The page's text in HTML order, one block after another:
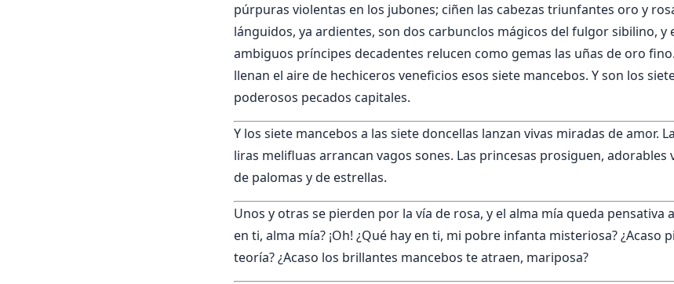
púrpuras violentas en los jubones; ciñen las cabezas triunfantes oro y
lánguidos, ya ardientes, son dos carbunclos mágicos del fulgor sibilino, y
ambiguos príncipes decadentes relucen como gemas las uñas de oro
llenan el aire de hechiceros veneficios esos siete mancebos. Y son los
poderosos pecados capitales.
Y los siete mancebos a las siete doncellas lanzan vivas miradas de amor.
liras melifluas arrancan vagos sones. Las princesas prosiguen, adorables
de palomas y de estrellas.
Unos y otras se pierden por la vía de rosa, y el alma mía queda pensativa a
en ti, alma mía? ¡Oh! ¿Qué hay en ti, mi pobre infanta misteriosa? ¿Acaso
teoría? ¿Acaso los brillantes mancebos te atraen, mariposa?